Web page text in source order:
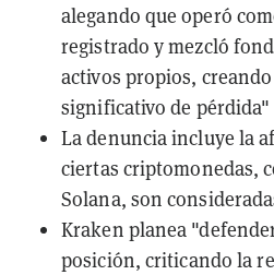
alegando que operó
registrado y mezcló
activos propios,
significativo de
La denuncia incluye la
ciertas criptomonedas,
Solana, son
Kraken planea
posición, criticando la